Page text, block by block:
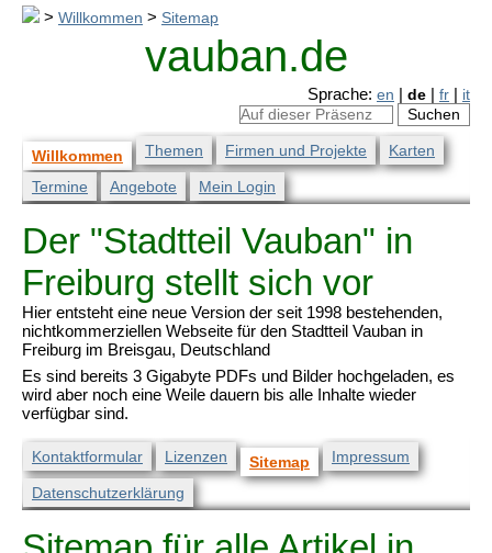
> Willkommen > Sitemap
vauban.de
Sprache: en de fr it
Willkommen Themen Firmen und Projekte Karten
Termine Angebote Mein Login
Der "Stadtteil Vauban" in
Freiburg stellt sich vor
Hier entsteht eine neue Version der seit 1998 bestehenden,
nichtkommerziellen Webseite für den Stadtteil Vauban in
Freiburg im Breisgau, Deutschland
Es sind bereits 3 Gigabyte PDFs und Bilder hochgeladen, es
wird aber noch eine Weile dauern bis alle Inhalte wieder
verfügbar sind.
Kontaktformular Lizenzen Sitemap Impressum
Datenschutzerklärung